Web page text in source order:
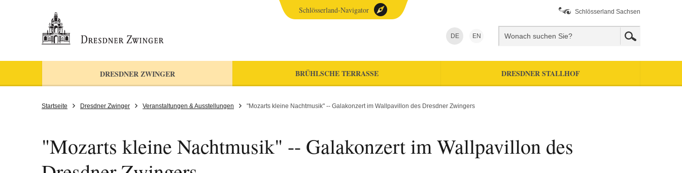
Schlösserland Sachsen
DE EN
DRESDNER ZWINGER BRÜHLSCHE TERRASSE DRESDNER STALLHOF
Schlösserland-Navigator
Startseite Dresdner Zwinger Veranstaltungen & Ausstellungen "Mozarts kleine Nachtmusik" -- Galakonzert im Wallpavillon des Dresdner Zwingers
"Mozarts kleine Nachtmusik" -- Galakonzert im Wallpavillon des